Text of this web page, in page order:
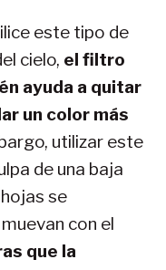
este tipo de
cielo, el filtro
ayuda a quitar
un color más
utilizar este
de una baja
se
con el
que la